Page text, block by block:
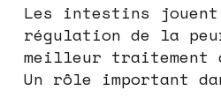
Les intestins
régulation de la
meilleur
Un rôle important